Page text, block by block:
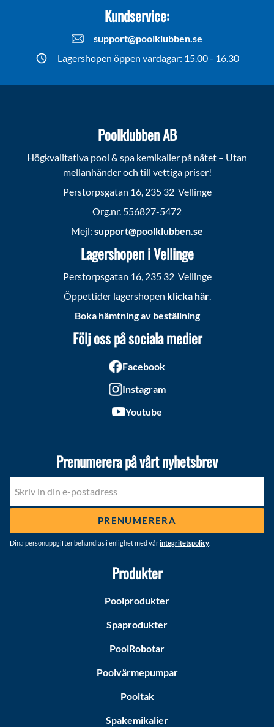
Kundservice:
support@poolklubben.se
Lagershopen öppen vardagar: 15.00 - 16.30
Poolklubben AB
Högkvalitativa pool & spa kemikalier på nätet – Utan
mellanhänder och till vettiga priser!
Perstorpsgatan 16, 235 32 Vellinge
Org.nr. 556827-5472
Mejl: support@poolklubben.se
Lagershopen i Vellinge
Perstorpsgatan 16, 235 32 Vellinge
Öppettider lagershopen klicka här.
Boka hämtning av beställning
Följ oss på sociala medier
Facebook
Instagram
Youtube
Prenumerera på vårt nyhetsbrev
PRENUMERERA
Dina personuppgifter behandlas i enlighet med vårintegritetspolicy
Produkter
Poolprodukter
Spaprodukter
PoolRobotar
Poolvärmepumpar
Pooltak
Spakemikalier